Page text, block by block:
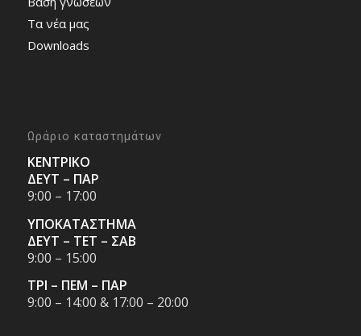
Τα νέα μας
Downloads
Ωράριο καταστημάτων
ΚΕΝΤΡΙΚΟ
ΔΕΥΤ – ΠΑΡ
9:00 – 17:00
ΥΠΟΚΑΤΑΣΤΗΜΑ
ΔΕΥΤ – ΤΕΤ – ΣΑΒ
9:00 – 15:00
ΤΡΙ – ΠΕΜ – ΠΑΡ
9:00 – 14:00 & 17:00 – 20:00